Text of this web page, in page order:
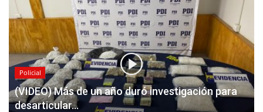
Policial
(VIDEO) Más de un año duró investigación para
desarticular...